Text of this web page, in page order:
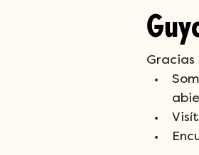
Gracias